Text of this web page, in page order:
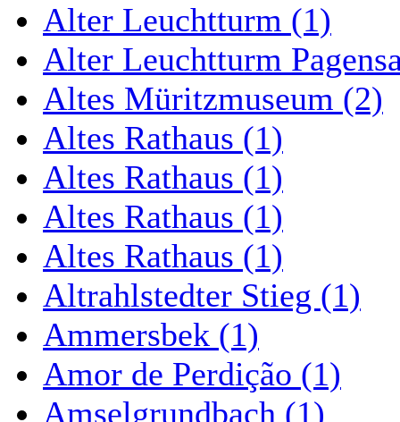
Alter Leuchtturm (1)
Alter Leuchtturm
Altes Müritzmuseum (2)
Altes Rathaus (1)
Altes Rathaus (1)
Altes Rathaus (1)
Altes Rathaus (1)
Altrahlstedter Stieg (1)
Ammersbek (1)
Amor de Perdição (1)
Amselgrundbach (1)